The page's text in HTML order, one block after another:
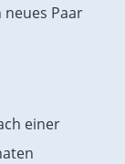
Paar
einer